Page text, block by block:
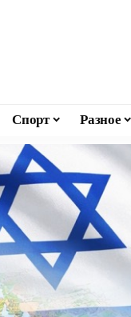
Спорт Разное